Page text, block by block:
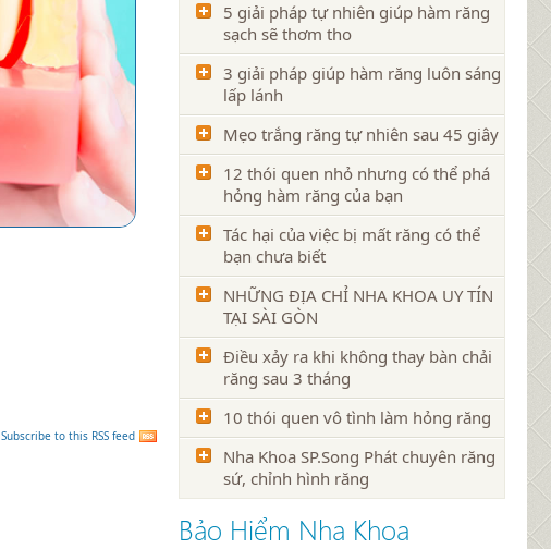
5 giải pháp tự nhiên giúp hàm răng
sạch sẽ thơm tho
3 giải pháp giúp hàm răng luôn sáng
lấp lánh
Mẹo trắng răng tự nhiên sau 45 giây
12 thói quen nhỏ nhưng có thể phá
hỏng hàm răng của bạn
Tác hại của việc bị mất răng có thể
bạn chưa biết
NHỮNG ĐỊA CHỈ NHA KHOA UY TÍN
TẠI SÀI GÒN
Điều xảy ra khi không thay bàn chải
răng sau 3 tháng
10 thói quen vô tình làm hỏng răng
Nha Khoa SP.Song Phát chuyên răng
sứ, chỉnh hình răng
Bảo Hiểm Nha Khoa
Subscribe to this RSS feed